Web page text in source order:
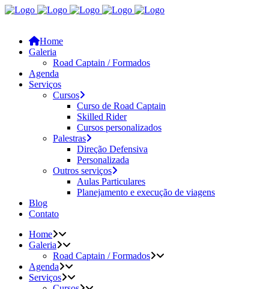
Home
Galeria
Road Captain / Formados
Agenda
Serviços
Cursos
Curso de Road Captain
Skilled Rider
Cursos personalizados
Palestras
Direção Defensiva
Personalizada
Outros serviços
Aulas Particulares
Planejamento e execução de viagens
Blog
Contato
Home
Galeria
Road Captain / Formados
Agenda
Serviços